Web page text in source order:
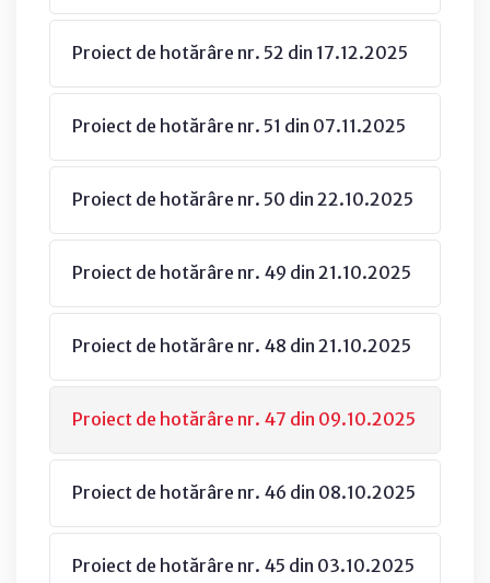
Proiect de hotărâre nr. 52 din 17.12.2025
Proiect de hotărâre nr. 51 din 07.11.2025
Proiect de hotărâre nr. 50 din 22.10.2025
Proiect de hotărâre nr. 49 din 21.10.2025
Proiect de hotărâre nr. 48 din 21.10.2025
Proiect de hotărâre nr. 47 din 09.10.2025
Proiect de hotărâre nr. 46 din 08.10.2025
Proiect de hotărâre nr. 45 din 03.10.2025